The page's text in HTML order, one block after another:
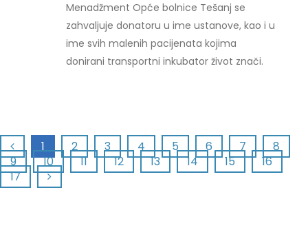
Menadžment Opće bolnice Tešanj se
zahvaljuje donatoru u ime ustanove, kao i u
ime svih malenih pacijenata kojima
donirani transportni inkubator život znači.
1 2 3 4 5 6 7
8
9
10 11 12 13 14 15
16
17